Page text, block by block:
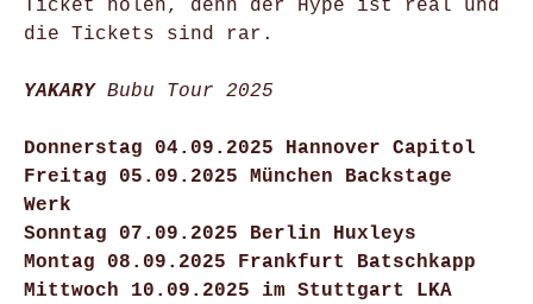
Ticket holen, denn der Hype ist real und
die Tickets sind rar.
YAKARY Bubu Tour 2025
Donnerstag 04.09.2025 Hannover Capitol
Freitag 05.09.2025 München Backstage
Werk
Sonntag 07.09.2025 Berlin Huxleys
Montag 08.09.2025 Frankfurt Batschkapp
Mittwoch 10.09.2025 im Stuttgart LKA